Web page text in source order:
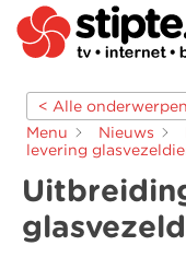
< Alle onderwerpen
Menu
Nieuws
levering